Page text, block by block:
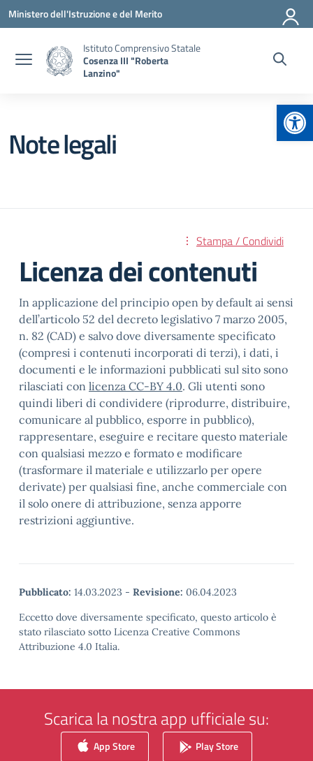
Vai ai contenuti
Vai al menu di navigazione
Vai al footer
Ministero dell'Istruzione e del Merito
Istituto Comprensivo Statale
Cosenza III "Roberta
Lanzino"
Note legali
Stampa / Condividi
Licenza dei contenuti
In applicazione del principio open by default ai sensi
dell’articolo 52 del decreto legislativo 7 marzo 2005,
n. 82 (CAD) e salvo dove diversamente specificato
(compresi i contenuti incorporati di terzi), i dati, i
documenti e le informazioni pubblicati sul sito sono
rilasciati con licenza CC-BY 4.0. Gli utenti sono
quindi liberi di condividere (riprodurre, distribuire,
comunicare al pubblico, esporre in pubblico),
rappresentare, eseguire e recitare questo materiale
con qualsiasi mezzo e formato e modificare
(trasformare il materiale e utilizzarlo per opere
derivate) per qualsiasi fine, anche commerciale con
il solo onere di attribuzione, senza apporre
restrizioni aggiuntive.
Pubblicato: 14.03.2023 - Revisione: 06.04.2023
Eccetto dove diversamente specificato, questo articolo è
stato rilasciato sotto Licenza Creative Commons
Attribuzione 4.0 Italia.
Scarica la nostra app ufficiale su:
App Store Play Store